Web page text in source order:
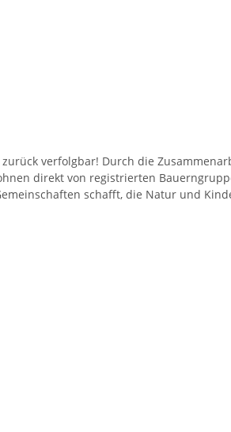
verfolgbar! Durch die
direkt von registrierten
schafft, die Natur und